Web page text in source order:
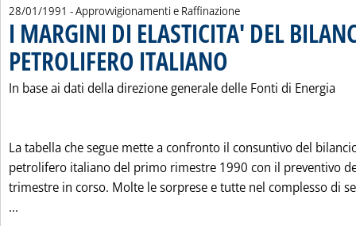
28/01/1991 - Approvvigionamenti e Raffinazione
I MARGINI DI ELASTICITA' DEL
PETROLIFERO ITALIANO
In base ai dati della direzione generale delle Fonti di Energia
La tabella che segue mette a confronto il consuntivo del
petrolifero italiano del primo rimestre 1990 con il preventivo
trimestre in corso. Molte le sorprese e tutte nel complesso di
...